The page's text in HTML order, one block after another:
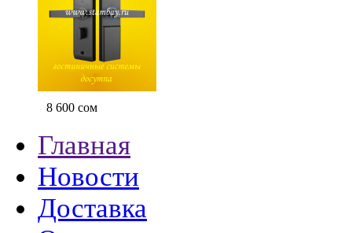
8 600 сом
Главная
Новости
Доставка